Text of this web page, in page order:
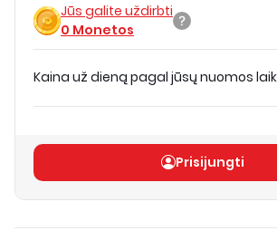
Jūs galite uždirbti
0 Monetos
Kaina už dieną pagal jūsų nuomos
Prisijungti